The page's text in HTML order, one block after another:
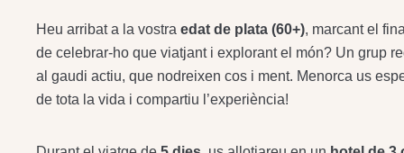
Heu arribat a la vostra edat de plata (60+), marcant el
de celebrar-ho que viatjant i explorant el món? Un grup
al gaudi actiu, que nodreixen cos i ment. Menorca us
de tota la vida i compartiu l’experiència!